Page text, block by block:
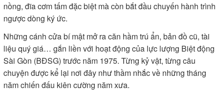
nồng, đĩa cơm tấm đặc biệt mà còn bắt đầu chuyến hành trình
ngược dòng ký ức.
Những cánh cửa bí mật mở ra căn hầm trú ẩn, bản đồ cũ, tài
liệu quý giá… gắn liền với hoạt động của lực lượng Biệt động
Sài Gòn (BĐSG) trước năm 1975. Từng kỷ vật, từng câu
chuyện được kể lại nơi đây như thầm nhắc về những tháng
năm chiến đấu kiên cường năm xưa.